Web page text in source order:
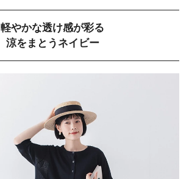
軽やかな透け感が彩る
涼をまとうネイビー